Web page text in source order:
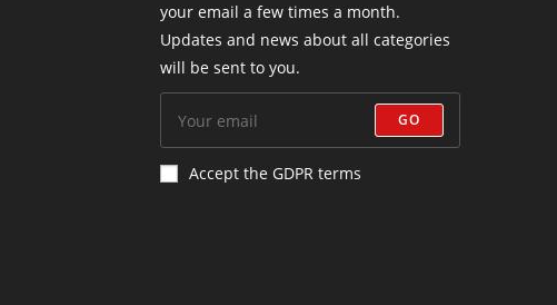
your email a few times a month.
Updates and news about all categories
will be sent to you.
GO
Accept the GDPR terms